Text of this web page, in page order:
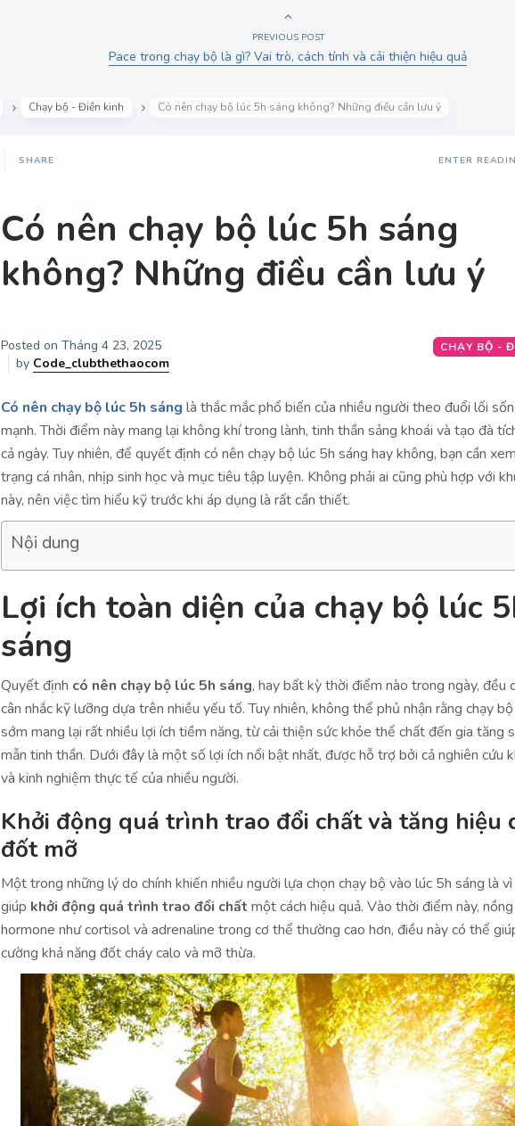
PREVIOUS POST
Pace trong chạy bộ là gì? Vai trò, cách tính và cải thiện hiệu quả
Chạy bộ - Điền kinh Có nên chạy bộ lúc 5h sáng không? Những điều cần lưu ý
SHARE ENTER
Có nên chạy bộ lúc 5h sáng
không? Những điều cần lưu ý
Posted on Tháng 4 23, 2025
by Code_clubthethaocom
CHẠY BỘ -
Có nên chạy bộ lúc 5h sáng là thắc mắc phổ biến của nhiều người theo đuổi lối
mạnh. Thời điểm này mang lại không khí trong lành, tinh thần sảng khoái và tạo đà
cả ngày. Tuy nhiên, để quyết định có nên chạy bộ lúc 5h sáng hay không, bạn cần
trạng cá nhân, nhịp sinh học và mục tiêu tập luyện. Không phải ai cũng phù hợp với
này, nên việc tìm hiểu kỹ trước khi áp dụng là rất cần thiết.
Nội dung
Lợi ích toàn diện của chạy bộ lúc
sáng
Quyết định có nên chạy bộ lúc 5h sáng, hay bất kỳ thời điểm nào trong ngày, đều
cân nhắc kỹ lưỡng dựa trên nhiều yếu tố. Tuy nhiên, không thể phủ nhận rằng chạy
sớm mang lại rất nhiều lợi ích tiềm năng, từ cải thiện sức khỏe thể chất đến gia tăng
mẫn tinh thần. Dưới đây là một số lợi ích nổi bật nhất, được hỗ trợ bởi cả nghiên cứu
và kinh nghiệm thực tế của nhiều người.
Khởi động quá trình trao đổi chất và tăng hiệu
đốt mỡ
Một trong những lý do chính khiến nhiều người lựa chọn chạy bộ vào lúc 5h sáng là
giúp khởi động quá trình trao đổi chất một cách hiệu quả. Vào thời điểm này,
hormone như cortisol và adrenaline trong cơ thể thường cao hơn, điều này có thể
cường khả năng đốt cháy calo và mỡ thừa.